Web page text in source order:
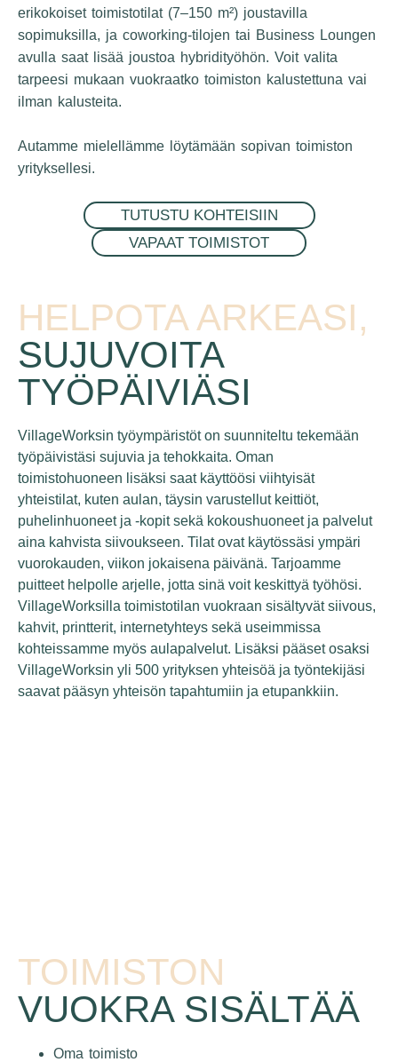
erikokoiset toimistotilat (7–150 m²) joustavilla
sopimuksilla, ja coworking-tilojen tai Business Loungen
avulla saat lisää joustoa hybridityöhön. Voit valita
tarpeesi mukaan vuokraatko toimiston kalustettuna vai
ilman kalusteita.
Autamme mielellämme löytämään sopivan toimiston
yrityksellesi.
TUTUSTU KOHTEISIIN
VAPAAT TOIMISTOT
HELPOTA ARKEASI,
SUJUVOITA
TYÖPÄIVIÄSI
VillageWorksin työympäristöt on suunniteltu tekemään
työpäivistäsi sujuvia ja tehokkaita. Oman
toimistohuoneen lisäksi saat käyttöösi viihtyisät
yhteistilat, kuten aulan, täysin varustellut keittiöt,
puhelinhuoneet ja -kopit sekä kokoushuoneet ja palvelut
aina kahvista siivoukseen. Tilat ovat käytössäsi ympäri
vuorokauden, viikon jokaisena päivänä. Tarjoamme
puitteet helpolle arjelle, jotta sinä voit keskittyä työhösi.
VillageWorksilla toimistotilan vuokraan sisältyvät siivous,
kahvit, printterit, internetyhteys sekä useimmissa
kohteissamme myös aulapalvelut. Lisäksi pääset osaksi
VillageWorksin yli 500 yrityksen yhteisöä ja työntekijäsi
saavat pääsyn yhteisön tapahtumiin ja etupankkiin.
TOIMISTON
VUOKRA SISÄLTÄÄ
Oma toimisto